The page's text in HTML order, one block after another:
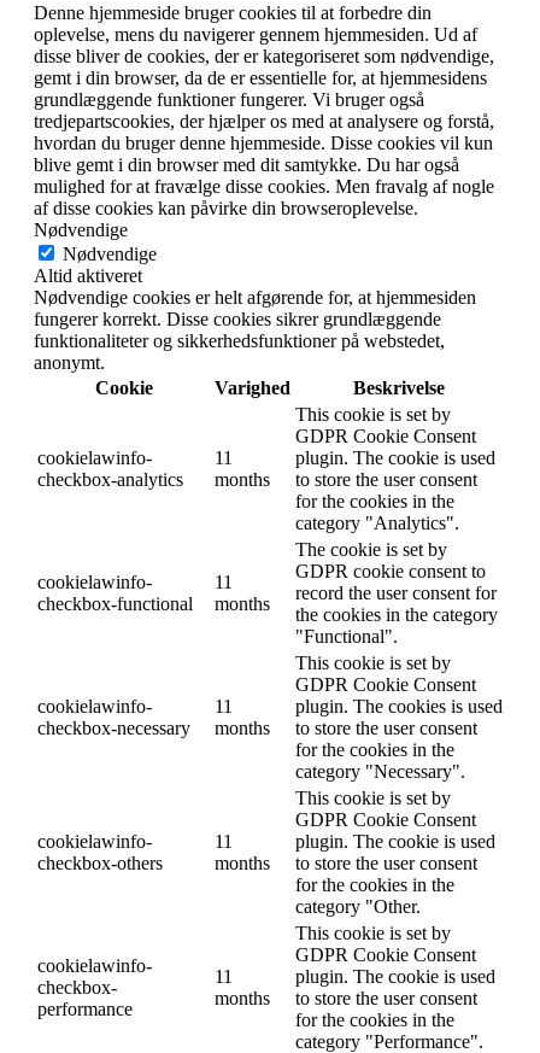
Denne hjemmeside bruger cookies til at forbedre din
oplevelse, mens du navigerer gennem hjemmesiden. Ud af
disse bliver de cookies, der er kategoriseret som nødvendige,
gemt i din browser, da de er essentielle for, at hjemmesidens
grundlæggende funktioner fungerer. Vi bruger også
tredjepartscookies, der hjælper os med at analysere og forstå,
hvordan du bruger denne hjemmeside. Disse cookies vil kun
blive gemt i din browser med dit samtykke. Du har også
mulighed for at fravælge disse cookies. Men fravalg af nogle
af disse cookies kan påvirke din browseroplevelse.
Nødvendige
Nødvendige
Altid aktiveret
Nødvendige cookies er helt afgørende for, at hjemmesiden
fungerer korrekt. Disse cookies sikrer grundlæggende
funktionaliteter og sikkerhedsfunktioner på webstedet,
anonymt.
Cookie
Varighed Beskrivelse
cookielawinfo-
checkbox-analytics
11
months
This cookie is set by
GDPR Cookie Consent
plugin. The cookie is used
to store the user consent
for the cookies in the
category "Analytics".
cookielawinfo-
checkbox-functional
11
months
The cookie is set by
GDPR cookie consent to
record the user consent for
the cookies in the category
"Functional".
cookielawinfo-
checkbox-necessary
11
months
This cookie is set by
GDPR Cookie Consent
plugin. The cookies is used
to store the user consent
for the cookies in the
category "Necessary".
cookielawinfo-
checkbox-others
11
months
This cookie is set by
GDPR Cookie Consent
plugin. The cookie is used
to store the user consent
for the cookies in the
category "Other.
cookielawinfo-
checkbox-
performance
11
months
This cookie is set by
GDPR Cookie Consent
plugin. The cookie is used
to store the user consent
for the cookies in the
category "Performance".